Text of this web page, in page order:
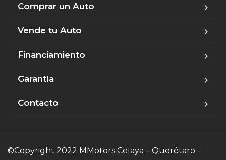
Comprar un Auto
Vende tu Auto
Financiamiento
Garantía
Contacto
©Copyright 2022 MMotors Celaya – Querétaro -